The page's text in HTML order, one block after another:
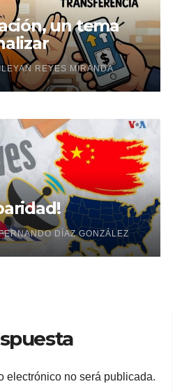
un tema
REYES MIRANDA
DÍAZ GONZÁLEZ
electrónico no será publicada.